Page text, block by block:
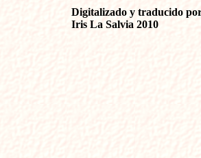
Digitalizado y traducido
Iris La Salvia 2010